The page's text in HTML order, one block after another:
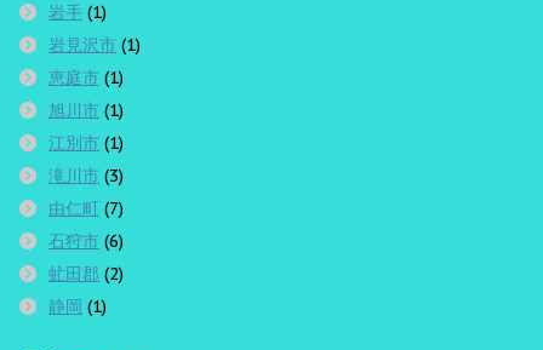
岩手 (1)
岩見沢市 (1)
恵庭市 (1)
旭川市 (1)
江別市 (1)
滝川市 (3)
由仁町 (7)
石狩市 (6)
虻田郡 (2)
静岡 (1)